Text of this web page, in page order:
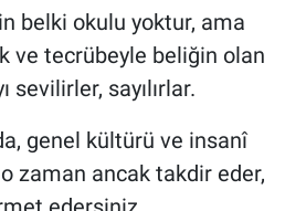
belki okulu yoktur, ama
ve tecrübeyle beliğin olan
sevilirler, sayılırlar.
genel kültürü ve insanî
zaman ancak takdir eder,